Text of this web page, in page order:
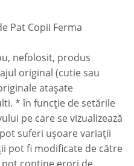
Pat Copii Ferma
nefolosit, produs
original (cutie sau
atașate
* în funcție de setările
pe care se vizualizează
suferi ușoare variații
pot fi modificate de către